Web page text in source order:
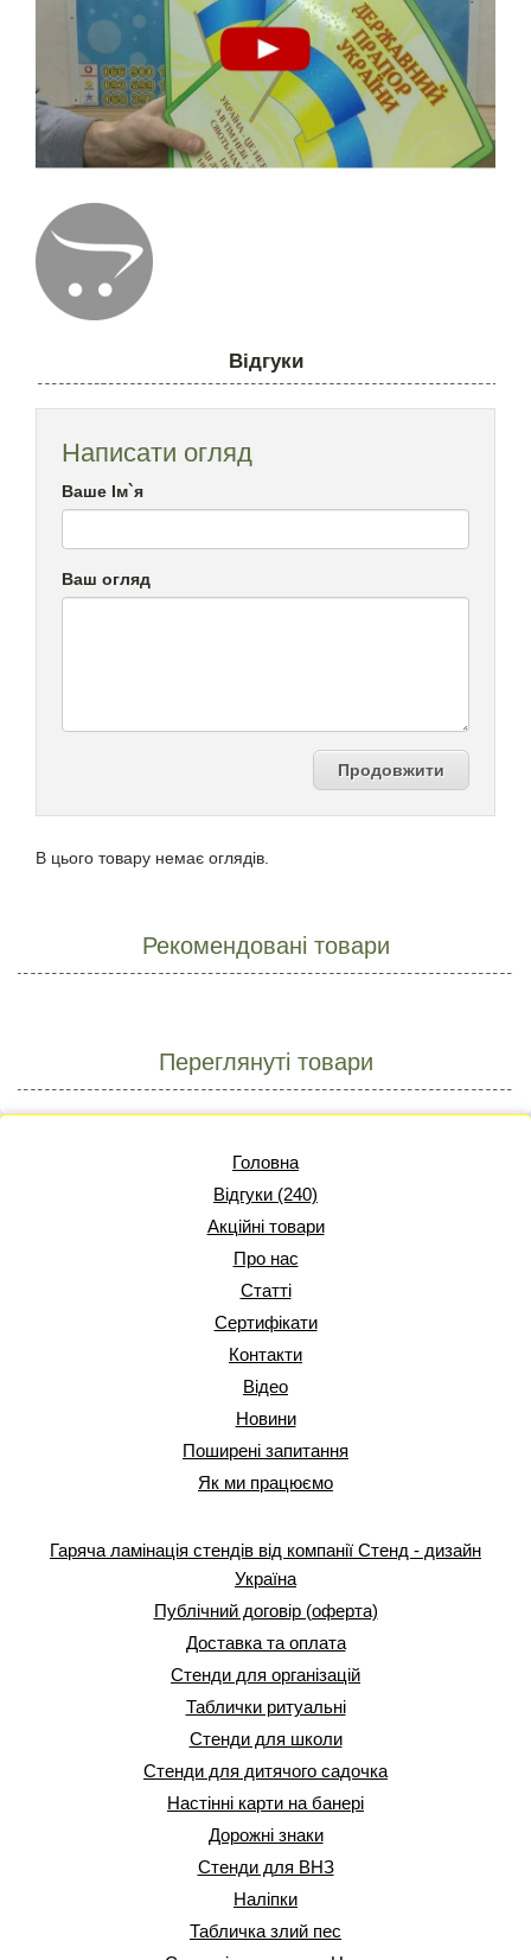
Відгуки
Написати огляд
Ваше Ім`я
Ваш огляд
Продовжити
В цього товару немає оглядів.
Рекомендовані товари
Переглянуті товари
Головна
Відгуки (240)
Акційні товари
Про нас
Статті
Сертифікати
Контакти
Відео
Новини
Поширені запитання
Як ми працюємо
Гаряча ламінація стендів від компанії Стенд - дизайн
Україна
Публічний договір (оферта)
Доставка та оплата
Стенди для організацій
Таблички ритуальні
Стенди для школи
Стенди для дитячого садочка
Настінні карти на банері
Дорожні знаки
Стенди для ВНЗ
Наліпки
Табличка злий пес